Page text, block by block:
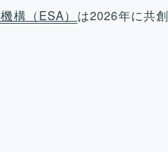
構（ESA） は2026年に共創